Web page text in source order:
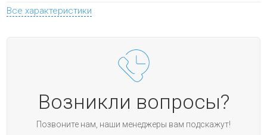
Все характеристики
Возникли вопросы?
Позвоните нам, наши менеджеры вам подскажут!